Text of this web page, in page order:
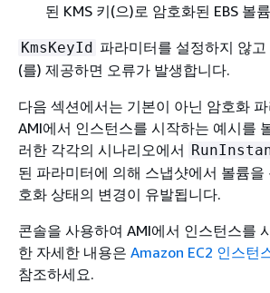
된 KMS 키(으)로 암호화된 EBS 볼
KmsKeyId 파라미터를 설정하지 않고
(를) 제공하면 오류가 발생합니다.
다음 섹션에서는 기본이 아닌 암호화
AMI에서 인스턴스를 시작하는 예시를
러한 각각의 시나리오에서
된 파라미터에 의해 스냅샷에서 볼륨
호화 상태의 변경이 유발됩니다.
콘솔을 사용하여 AMI에서 인스턴스를
한 자세한 내용은 Amazon EC2 인스턴
참조하세요.